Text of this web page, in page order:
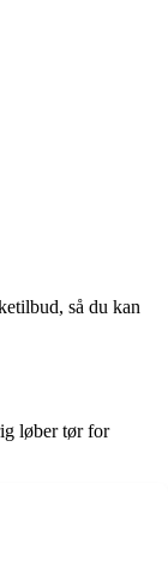
så du kan
løber tør for